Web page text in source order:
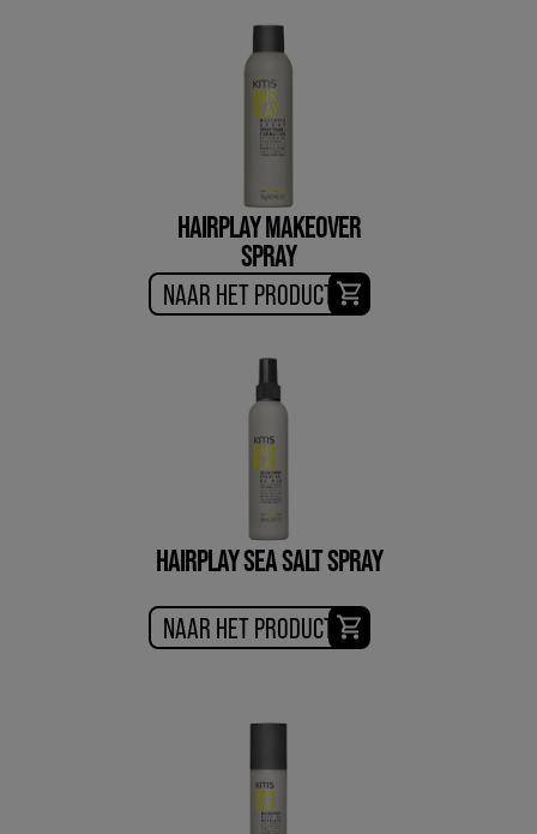
HAIRPLAY MAKEOVER
SPRAY
NAAR HET PRODUCT
HAIRPLAY SEA SALT SPRAY
NAAR HET PRODUCT